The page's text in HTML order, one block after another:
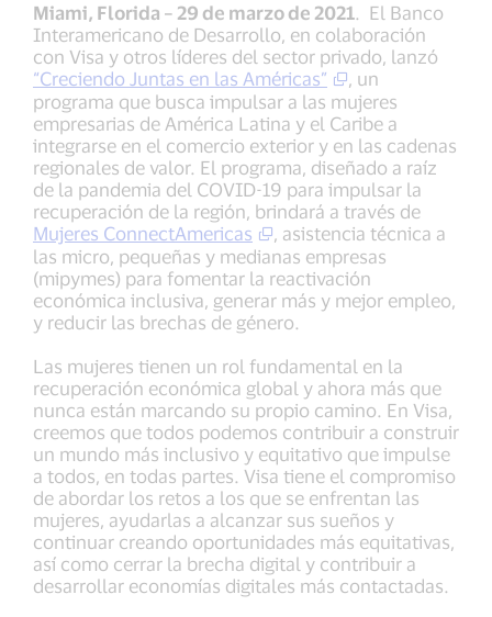
Miami, Florida – 29 de marzo de 2021. El Banco
Interamericano de Desarrollo, en colaboración
con Visa y otros líderes del sector privado, lanzó
“Creciendo Juntas en las Américas”
, un
programa que busca impulsar a las mujeres
empresarias de América Latina y el Caribe a
integrarse en el comercio exterior y en las cadenas
regionales de valor. El programa, diseñado a raíz
de la pandemia del COVID-19 para impulsar la
recuperación de la región, brindará a través de
Mujeres ConnectAmericas
, asistencia técnica a
las micro, pequeñas y medianas empresas
(mipymes) para fomentar la reactivación
económica inclusiva, generar más y mejor empleo,
y reducir las brechas de género.
Las mujeres tienen un rol fundamental en la
recuperación económica global y ahora más que
nunca están marcando su propio camino. En Visa,
creemos que todos podemos contribuir a construir
un mundo más inclusivo y equitativo que impulse
a todos, en todas partes. Visa tiene el compromiso
de abordar los retos a los que se enfrentan las
mujeres, ayudarlas a alcanzar sus sueños y
continuar creando oportunidades más equitativas,
así como cerrar la brecha digital y contribuir a
desarrollar economías digitales más contactadas.